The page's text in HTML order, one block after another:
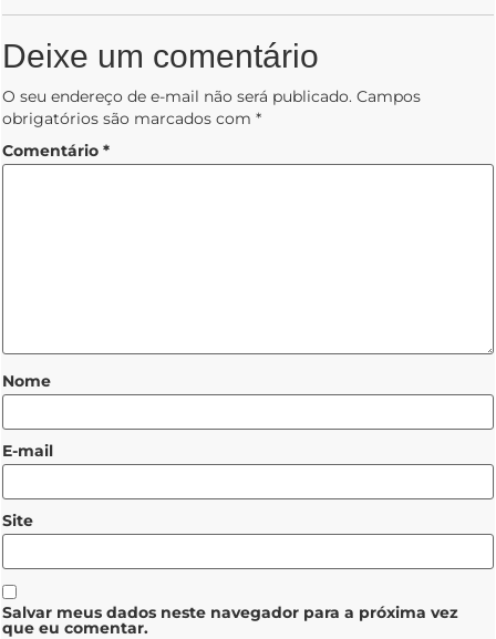
Deixe um comentário
O seu endereço de e-mail não será publicado. Campos
obrigatórios são marcados com *
Comentário *
Nome
E-mail
Site
Salvar meus dados neste navegador para a próxima vez
que eu comentar.